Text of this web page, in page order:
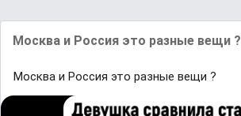
Москва и Россия это разные вещи ?
Москва и Россия это разные вещи ?